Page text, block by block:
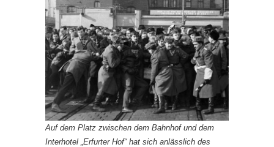
Auf dem Platz zwischen dem Bahnhof und dem
Interhotel „Erfurter Hof“ hat sich anlässlich des